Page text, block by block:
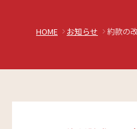
サポート・お手続き
HOME お知らせ 約款の